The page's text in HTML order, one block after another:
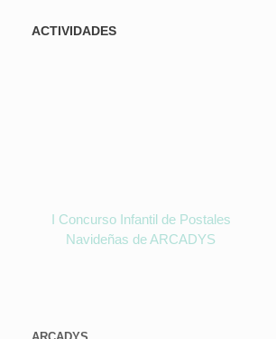
ACTIVIDADES
I Concurso Infantil de Postales
Navideñas de ARCADYS